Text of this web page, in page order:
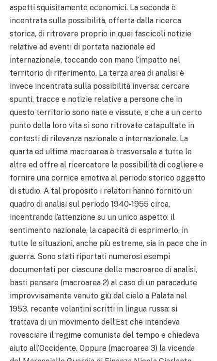
aspetti squisitamente economici. La seconda è
incentrata sulla possibilità, offerta dalla ricerca
storica, di ritrovare proprio in quei fascicoli notizie
relative ad eventi di portata nazionale ed
internazionale, toccando con mano l’impatto nel
territorio di riferimento. La terza area di analisi è
invece incentrata sulla possibilità inversa: cercare
spunti, tracce e notizie relative a persone che in
questo territorio sono nate e vissute, e che a un certo
punto della loro vita si sono ritrovate catapultate in
contesti di rilevanza nazionale o internazionale. La
quarta ed ultima macroarea è trasversale a tutte le
altre ed offre al ricercatore la possibilità di cogliere e
fornire una cornice emotiva al periodo storico oggetto
di studio. A tal proposito i relatori hanno fornito un
quadro di analisi sul periodo 1940-1955 circa,
incentrando l’attenzione su un unico aspetto: il
sentimento nazionale, la capacità di esprimerlo, in
tutte le situazioni, anche più estreme, sia in pace che in
guerra. Sono stati riportati numerosi esempi
documentati per ciascuna delle macroaree di analisi,
basti pensare (macroarea 2) al caso di un paracadute
improvvisamente venuto giù dal cielo a Palata nel
1953, recante volantini scritti in lingua russa: si
trattava di un movimento dell’Est che intendeva
rovesciare il regime comunista del tempo e chiedeva
aiuto all’Occidente. Oppure (macroarea 3) la vicenda